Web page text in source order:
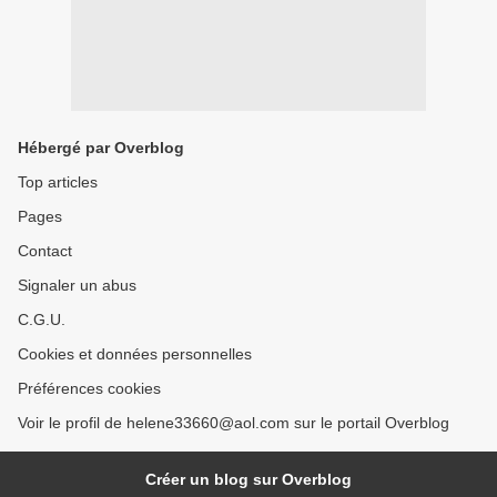
Hébergé par Overblog
Top articles
Pages
Contact
Signaler un abus
C.G.U.
Cookies et données personnelles
Préférences cookies
Voir le profil de helene33660@aol.com sur le portail Overblog
Créer un blog sur Overblog